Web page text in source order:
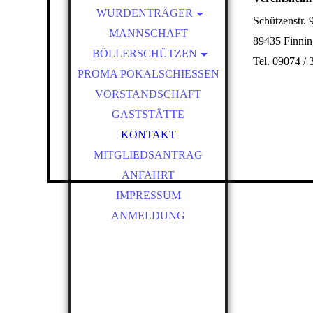
WÜRDENTRÄGER
SCHÜTZENKÖNIGE
VEREINSMEISTER
MANNSCHAFT
BÖLLERSCHÜTZEN
OKTOBERFEST &
BILDER HUBERTUSMESSE
NEUJAHRSBÖLLERN
BILDER BÖLLER
PROMA POKALSCHIESSEN
VORSTANDSCHAFT
GASTSTÄTTE
KONTAKT
MITGLIEDSANTRAG
ANFAHRT
IMPRESSUM
ANMELDUNG
Schützenstr.
89435
Tel. 09074 /